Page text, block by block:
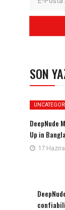
SON
DeepNude
Up in
17